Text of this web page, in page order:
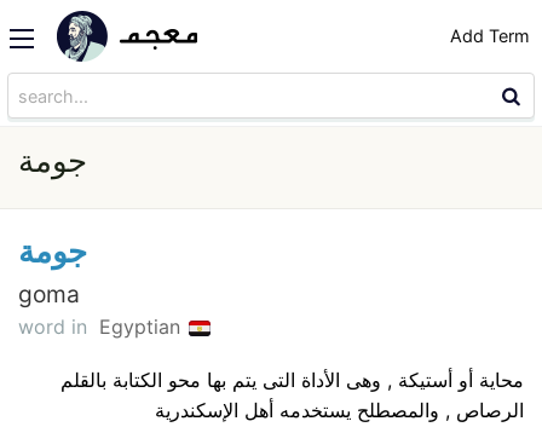
Add Term
جومة
جومة
goma
word in Egyptian
محاية أو أستيكة , وهى الأداة التى يتم بها محو الكتابة بالقلم
الرصاص , والمصطلح يستخدمه أهل الإسكندرية